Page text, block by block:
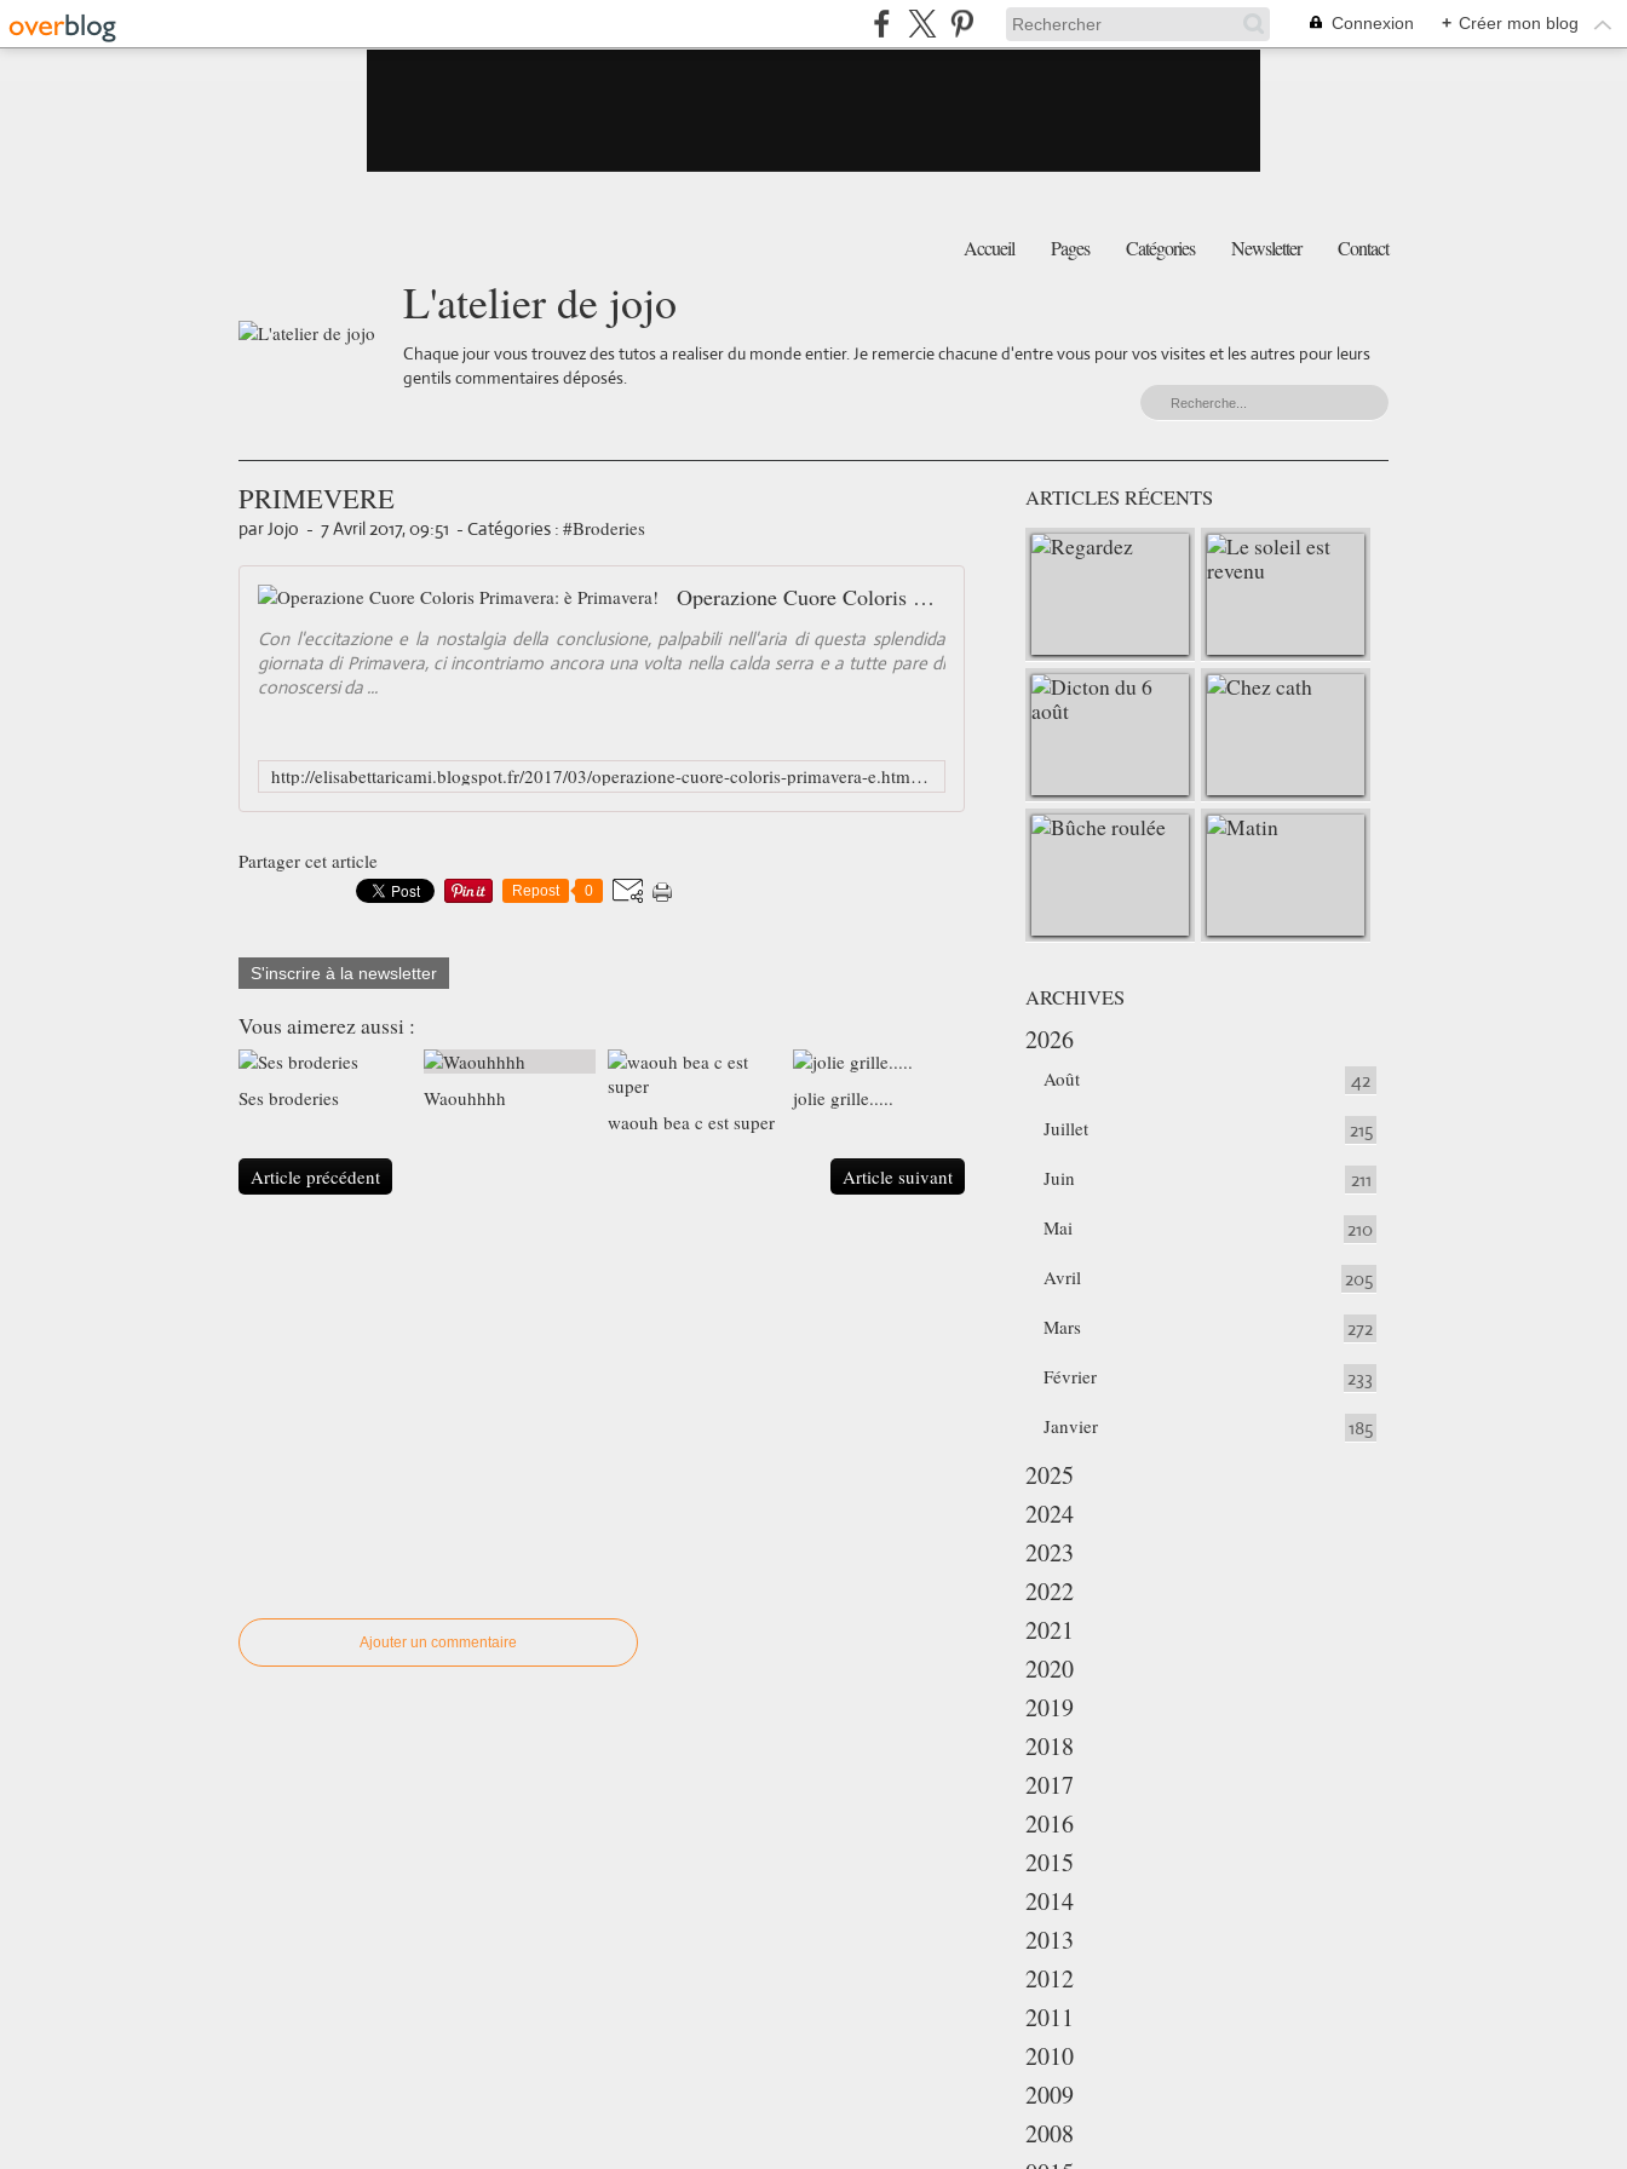
Connexion + Créer mon blog
Accueil Pages Catégories Newsletter Contact
L'atelier de jojo
Chaque jour vous trouvez des tutos a realiser du monde entier. Je remercie chacune d'entre vous pour vos visites et les autres pour leurs
gentils commentaires déposés.
PRIMEVERE
par Jojo - 7 Avril 2017, 09:51 - Catégories : #Broderies
Operazione Cuore Coloris Primavera: è Primavera!
Con l'eccitazione e la nostalgia della conclusione, palpabili nell'aria di questa splendida
giornata di Primavera, ci incontriamo ancora una volta nella calda serra e a tutte pare di
conoscersi da ...
http://elisabettaricami.blogspot.fr/2017/03/operazione-cuore-coloris-primavera-e.html?utm_source=feedburner&utm_medium=email&utm_campaign=Feed:+ElisabettaRicamiAMano+(Elisabetta+ricami+a+mano)
Partager cet article
Repost 0
S'inscrire à la newsletter
Vous aimerez aussi :
Ses broderies
Waouhhhh
waouh bea c est super
jolie grille.....
Article précédent Article suivant
Ajouter un commentaire
ARTICLES RÉCENTS
ARCHIVES
2026
Août 42
Juillet 215
Juin 211
Mai 210
Avril 205
Mars 272
Février 233
Janvier 185
2025
2024
2023
2022
2021
2020
2019
2018
2017
2016
2015
2014
2013
2012
2011
2010
2009
2008